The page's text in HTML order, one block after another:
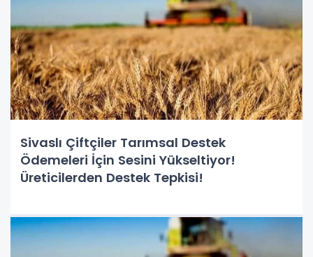
Sivaslı Çiftçiler Tarımsal Destek
Ödemeleri İçin Sesini Yükseltiyor!
Üreticilerden Destek Tepkisi!